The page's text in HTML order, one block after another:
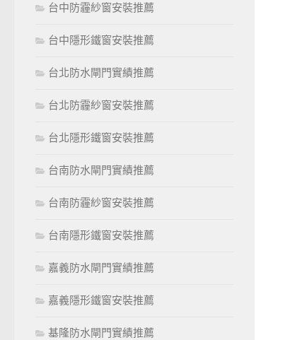
台中防霾紗窗安裝推薦
台中隱形鐵窗安裝推薦
台北防水閘門實績推薦
台北防霾紗窗安裝推薦
台北隱形鐵窗安裝推薦
台南防水閘門實績推薦
台南防霾紗窗安裝推薦
台南隱形鐵窗安裝推薦
嘉義防水閘門實績推薦
嘉義隱形鐵窗安裝推薦
基隆防水閘門實績推薦